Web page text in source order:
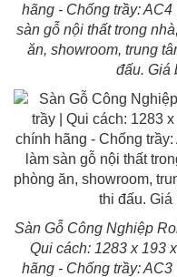
hãng - Chống trầy:
sàn gỗ nội thất trong
ăn, showroom, trung
đấu. Giá
Sàn Gỗ Công Nghiệp
Qui cách: 1283 x 193
hãng - Chống trầy: